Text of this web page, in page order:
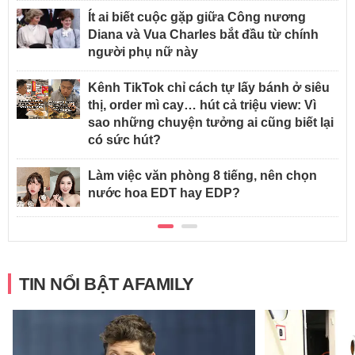
Ít ai biết cuộc gặp giữa Công nương
Diana và Vua Charles bắt đầu từ chính
người phụ nữ này
Kênh TikTok chỉ cách tự lấy bánh ở siêu
thị, order mì cay… hút cả triệu view: Vì
sao những chuyện tưởng ai cũng biết lại
có sức hút?
Làm việc văn phòng 8 tiếng, nên chọn
nước hoa EDT hay EDP?
TIN NỔI BẬT AFAMILY